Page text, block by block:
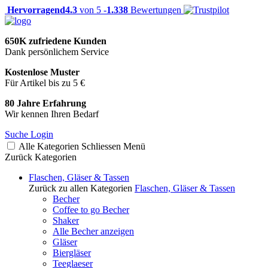
Hervorragend4.3 von 5 -1.338 Bewertungen
650K zufriedene Kunden
Dank persönlichem Service
Kostenlose Muster
Für Artikel bis zu 5 €
80 Jahre Erfahrung
Wir kennen Ihren Bedarf
Suche Login
Alle Kategorien Schliessen Menü
Zurück Kategorien
Flaschen, Gläser & Tassen
Zurück zu allen Kategorien Flaschen, Gläser & Tassen
Becher
Coffee to go Becher
Shaker
Alle Becher anzeigen
Gläser
Biergläser
Teeglaeser